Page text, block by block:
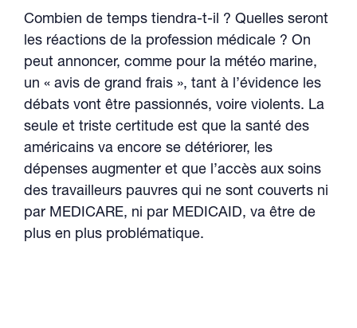
Combien de temps tiendra-t-il ? Quelles seront
les réactions de la profession médicale ? On
peut annoncer, comme pour la météo marine,
un « avis de grand frais », tant à l’évidence les
débats vont être passionnés, voire violents. La
seule et triste certitude est que la santé des
américains va encore se détériorer, les
dépenses augmenter et que l’accès aux soins
des travailleurs pauvres qui ne sont couverts ni
par MEDICARE, ni par MEDICAID, va être de
plus en plus problématique.